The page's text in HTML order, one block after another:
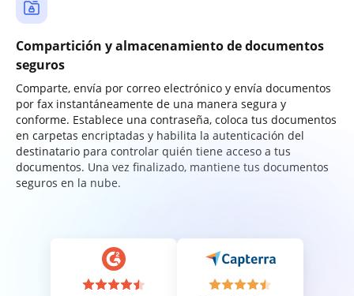
Compartición y almacenamiento de documentos
seguros
Comparte, envía por correo electrónico y envía documentos
por fax instantáneamente de una manera segura y
conforme. Establece una contraseña, coloca tus documentos
en carpetas encriptadas y habilita la autenticación del
destinatario para controlar quién tiene acceso a tus
documentos. Una vez finalizado, mantiene tus documentos
seguros en la nube.